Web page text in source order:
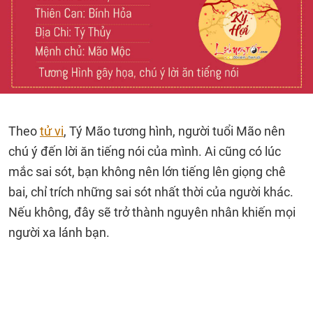
Theotử vi, Tý Mão tương hình, người tuổi Mão nên
chú ý đến lời ăn tiếng nói của mình. Ai cũng có lúc
mắc sai sót, bạn không nên lớn tiếng lên giọng chê
bai, chỉ trích những sai sót nhất thời của người khác.
Nếu không, đây sẽ trở thành nguyên nhân khiến mọi
người xa lánh bạn.